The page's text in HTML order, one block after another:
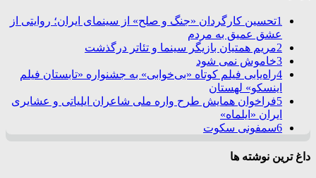
1تحسین کارگردان «جنگ و صلح» از سینمای ایران؛ روایتی از
عشق عمیق به مردم
2مریم همتیان بازیگر سینما و تئاتر درگذشت
3خاموش نمی شود
4راه‌یابی فیلم کوتاه «بی‌خوابی» به جشنواره «تابستان فیلم
اینسکو» لهستان
5فراخوان همایش طرح واره ملی شاعران ایلیاتی و عشایری
ایران «ایلماه»
6سمفونی سکوت
داغ ترین نوشته ها